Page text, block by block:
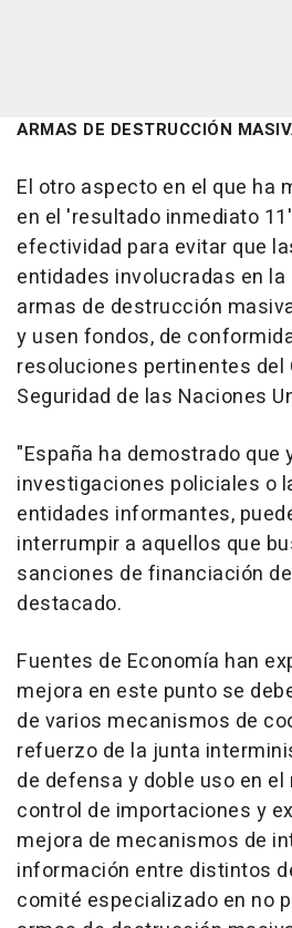
ARMAS DE DESTRUCCIÓN
El otro aspecto en el que ha
en el 'resultado inmediato
efectividad para evitar que
entidades involucradas en
armas de destrucción
y usen fondos, de
resoluciones pertinentes del
Seguridad de las Naciones
"España ha demostrado que
investigaciones policiales o
entidades informantes,
interrumpir a aquellos que
sanciones de financiación
destacado.
Fuentes de Economía han
mejora en este punto se
de varios mecanismos de
refuerzo de la junta
de defensa y doble uso en
control de importaciones y
mejora de mecanismos de
información entre distintos
comité especializado en no